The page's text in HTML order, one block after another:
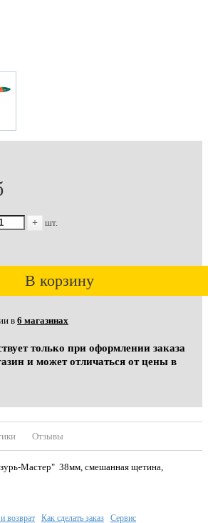
+ шт.
В корзину
в6 магазинах
только при оформлении заказа
и может отличаться от цены в
Отзывы
Мастер" 38мм, смешанная щетина,
возврат Как сделать заказ Сервис